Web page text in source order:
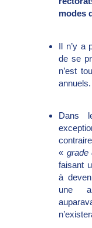
modes
Il n’y a
de se
n’est
annuels.
Dans
« grade
faisant
à
une